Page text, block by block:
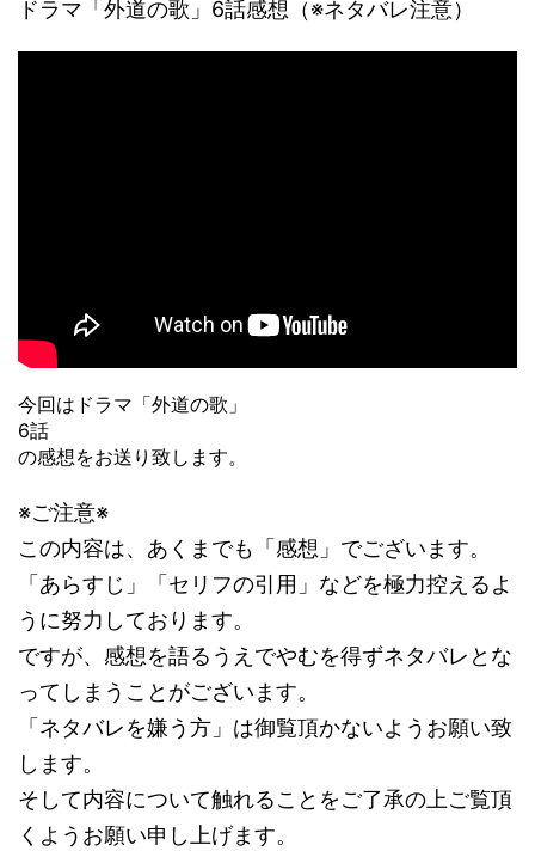
ドラマ「外道の歌」6話感想（※ネタバレ注意）
今回はドラマ「外道の歌」
6話
の感想をお送り致します。
※ご注意※
この内容は、あくまでも「感想」でございます。
「あらすじ」「セリフの引用」などを極力控えるよ
うに努力しております。
ですが、感想を語るうえでやむを得ずネタバレとな
ってしまうことがございます。
「ネタバレを嫌う方」は御覧頂かないようお願い致
します。
そして内容について触れることをご了承の上ご覧頂
くようお願い申し上げます。